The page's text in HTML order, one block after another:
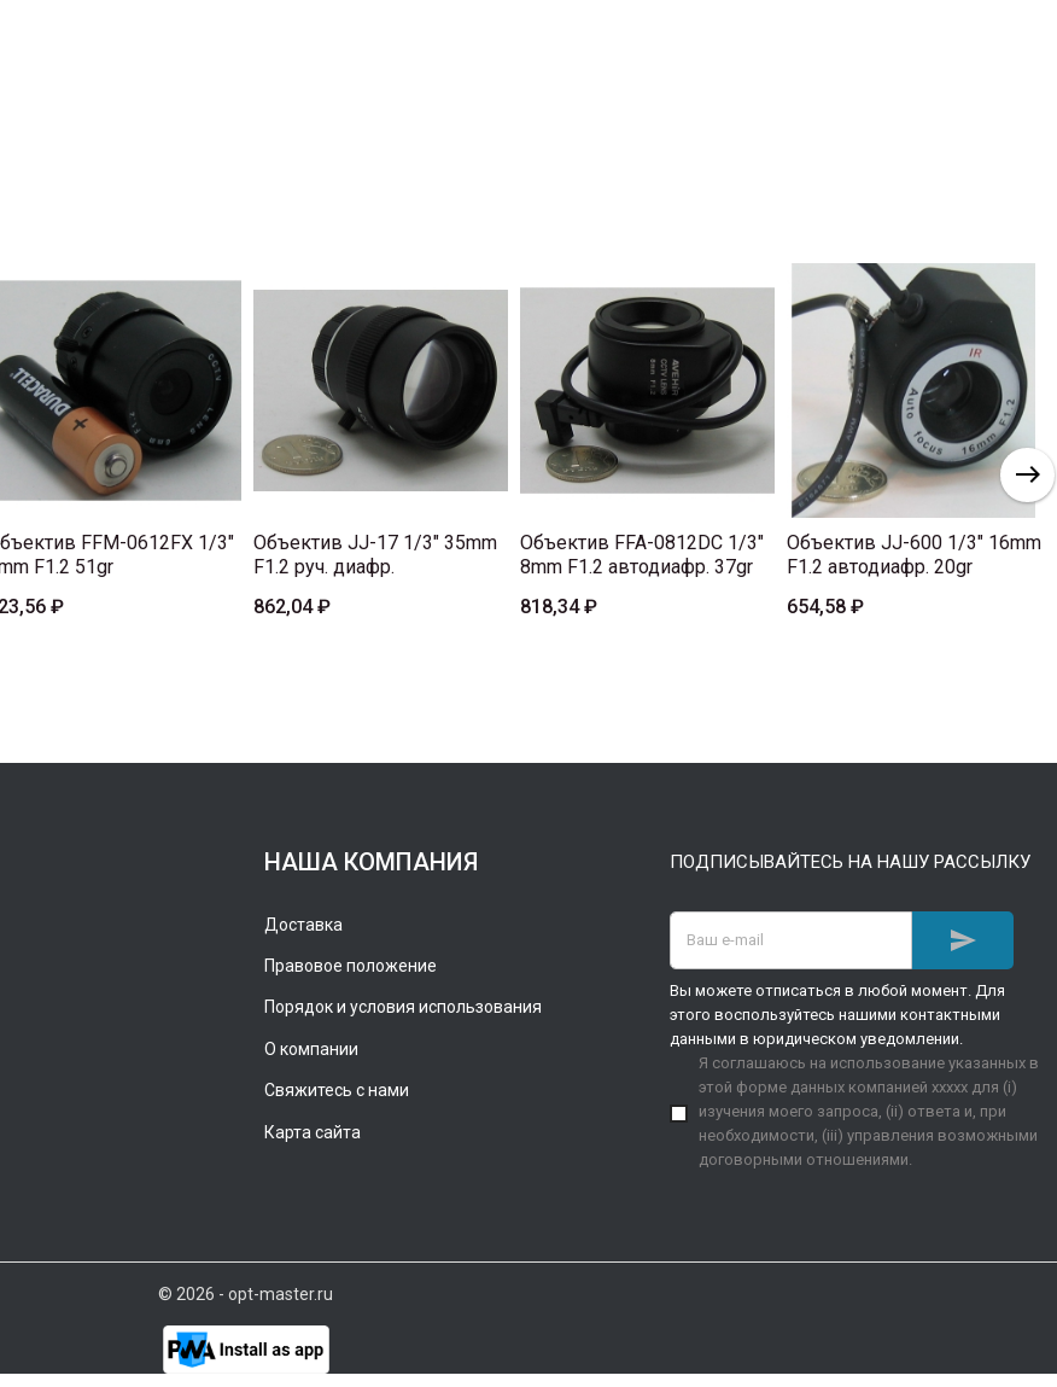
FFM-0612FX 1/3"
F1.2 51gr
₽
Объектив JJ-17 1/3" 35mm
F1.2 руч. диафр.
862,04 ₽
Объектив FFA-0812DC 1/3"
8mm F1.2 автодиафр. 37gr
818,34 ₽
Объектив JJ-600 1/3" 16mm
F1.2 автодиафр. 20gr
654,58 ₽
НАША КОМПАНИЯ
Доставка
Правовое положение
Порядок и условия использования
О компании
Свяжитесь с нами
Карта сайта
ПОДПИСЫВАЙТЕСЬ НА НАШУ РАССЫЛКУ

Вы можете отписаться в любой момент. Для
этого воспользуйтесь нашими контактными
данными в юридическом уведомлении.
Я соглашаюсь на использование указанных в
этой форме данных компанией xxxxx для (i)
изучения моего запроса, (ii) ответа и, при
необходимости, (iii) управления возможными
договорными отношениями.
© 2026 - opt-master.ru